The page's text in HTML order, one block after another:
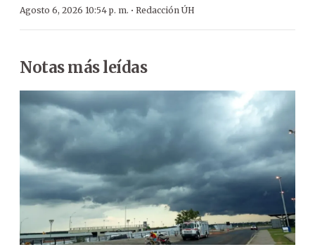
Agosto 6, 2026 10:54 p. m. · Redacción ÚH
Notas más leídas